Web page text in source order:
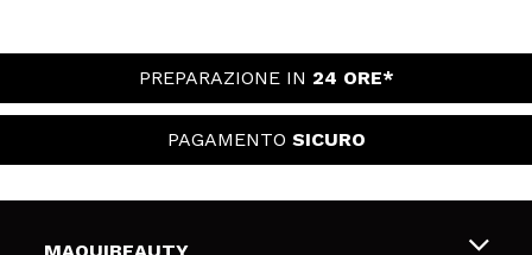
PREPARAZIONE IN 24 ORE*
PAGAMENTO SICURO